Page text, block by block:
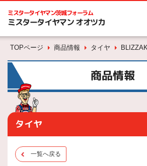
ミスタータイヤマン茨城フォーラム
ミスタータイヤマン オオツカ
TOPページ 商品情報 タイヤ
商品情報
タイヤ
一覧へ戻る